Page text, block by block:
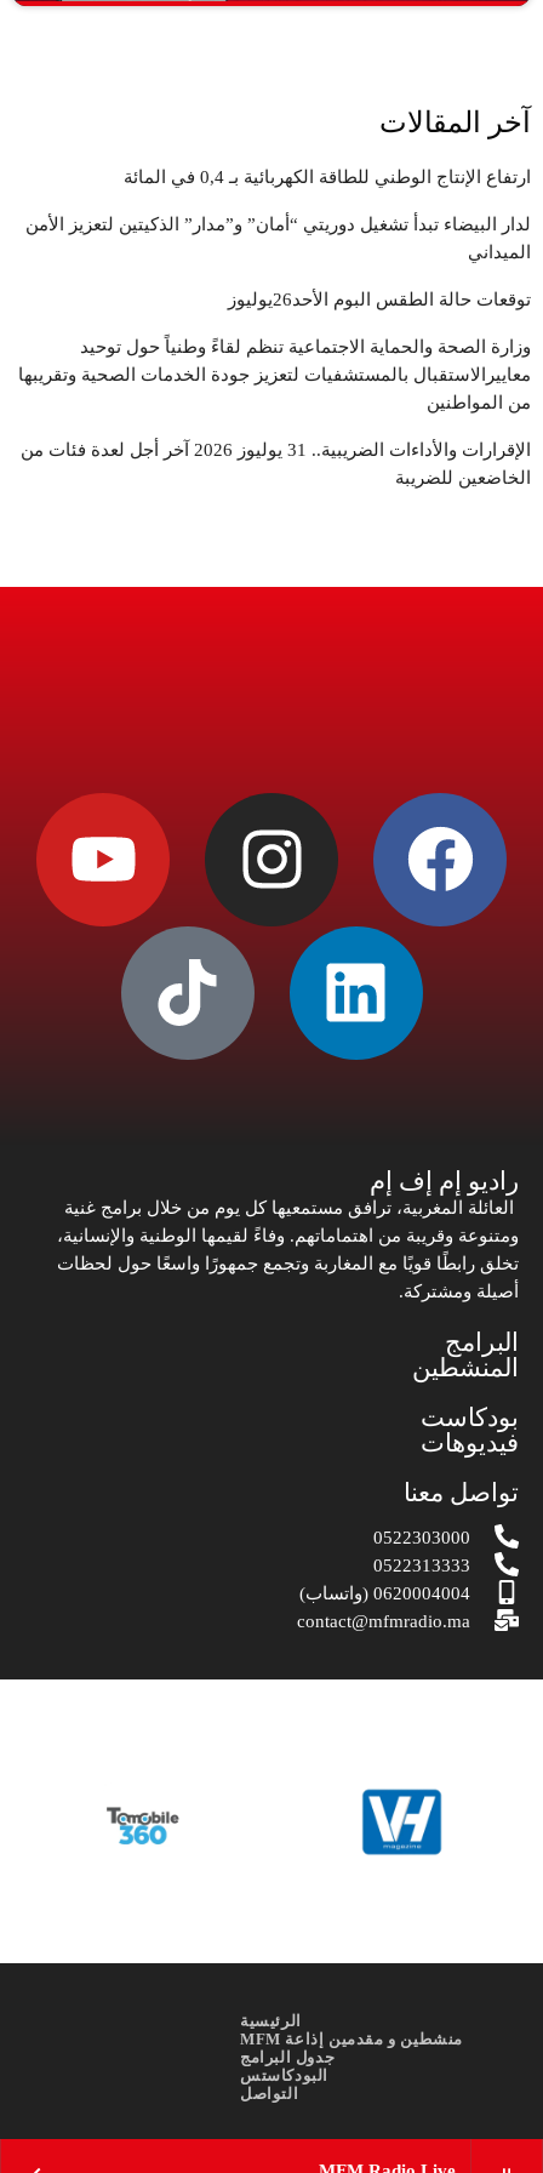
اضحك معنا، تنسى همومك كلها." "الضحك عنواننا، والفرح هدفنا." معنا،
كل موضوع له وجه مضحك." "من الواقع إلى الخيال، نضحك في كل
مجال."
آخر المقالات
ارتفاع الإنتاج الوطني للطاقة الكهربائية بـ 0,4 في المائة
لدار البيضاء تبدأ تشغيل دوريتي “أمان” و”مدار” الذكيتين لتعزيز الأمن
الميداني
توقعات حالة الطقس البوم الأحد26يوليوز
وزارة الصحة والحماية الاجتماعية تنظم لقاءً وطنياً حول توحيد
معاييرالاستقبال بالمستشفيات لتعزيز جودة الخدمات الصحية وتقريبها
من المواطنين
الإقرارات والأداءات الضريبية.. 31 يوليوز 2026 آخر أجل لعدة فئات من
الخاضعين للضريبة
راديو إم إف إم
العائلة المغربية، ترافق مستمعيها كل يوم من خلال برامج غنية
ومتنوعة وقريبة من اهتماماتهم. وفاءً لقيمها الوطنية والإنسانية،
تخلق رابطًا قويًا مع المغاربة وتجمع جمهورًا واسعًا حول لحظات
أصيلة ومشتركة.
البرامج
المنشطين
بودكاست
فيديوهات
تواصل معنا
0522303000
0522313333
0620004004 (واتساب)
contact@mfmradio.ma
الرئيسية
منشطين و مقدمين إذاعة MFM
جدول البرامج
البودكاستس
التواصل